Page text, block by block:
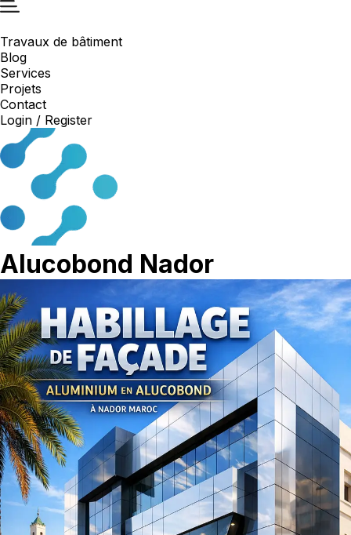
Travaux de bâtiment
Blog
Services
Projets
Contact
Login / Register
Alucobond Nador